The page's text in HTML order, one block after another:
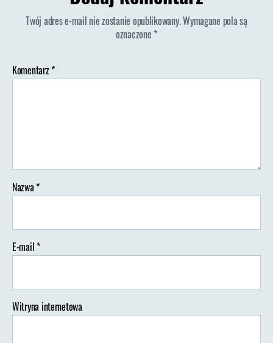
Twój adres e-mail nie zostanie opublikowany.Wymagane pola są
oznaczone *
Komentarz*
Nazwa*
E-mail*
Witryna internetowa